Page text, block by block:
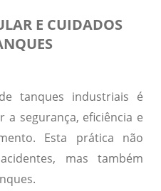
E CUIDADOS
tanques industriais é
segurança, eficiência e
Esta prática não
mas também